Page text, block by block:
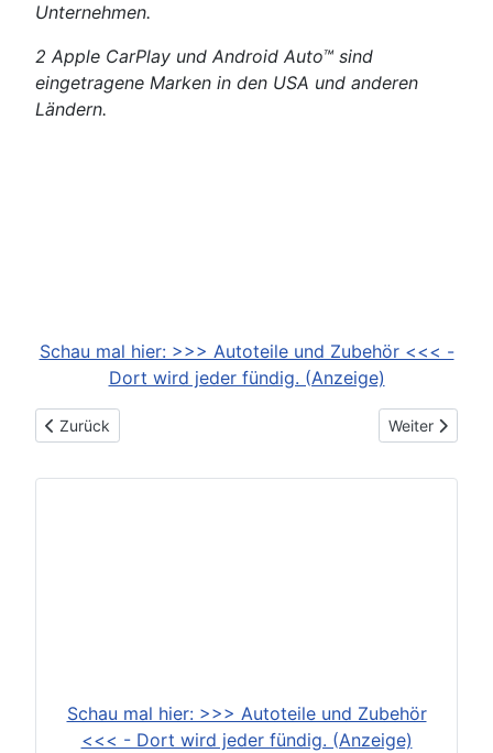
Unternehmen.
2 Apple CarPlay und Android Auto™ sind
eingetragene Marken in den USA und anderen
Ländern.
Schau mal hier: >>> Autoteile und Zubehör <<< -
Dort wird jeder fündig. (Anzeige)
Vorheriger Beitrag: 2024-05-10: Frische Farben und noch
Zurück Nächster
Weiter
Schau mal hier: >>> Autoteile und Zubehör
<<< - Dort wird jeder fündig. (Anzeige)